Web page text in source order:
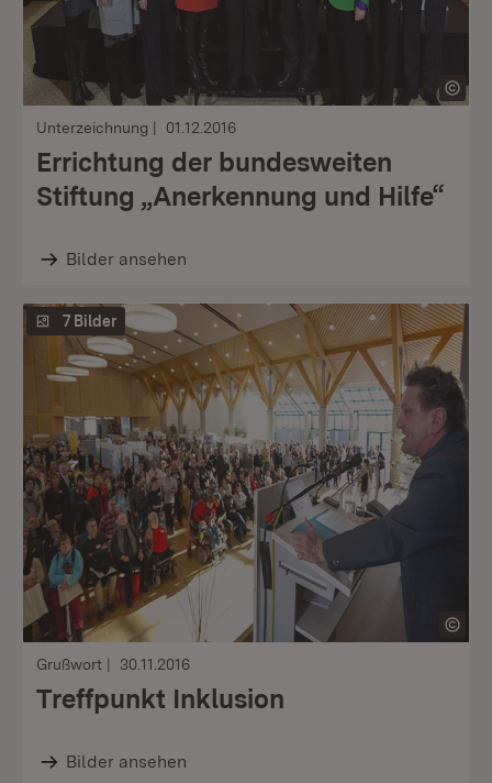
Unterzeichnung 01.12.2016
Errichtung der bundesweiten
Stiftung „Anerkennung und Hilfe“
Bilder ansehen
7 Bilder
Grußwort 30.11.2016
Treffpunkt Inklusion
Bilder ansehen